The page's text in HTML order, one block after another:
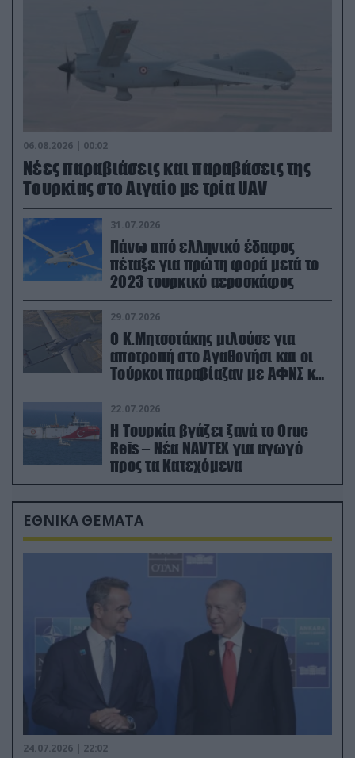
06.08.2026 | 00:02
Νέες παραβιάσεις και παραβάσεις της
Τουρκίας στο Αιγαίο με τρία UAV
31.07.2026
Πάνω από ελληνικό έδαφος
πέταξε για πρώτη φορά μετά το
2023 τουρκικό αεροσκάφος
29.07.2026
Ο Κ.Μητσοτάκης μιλούσε για
αποτροπή στο Αγαθονήσι και οι
Τούρκοι παραβίαζαν με ΑΦΝΣ και
drone
22.07.2026
Η Τουρκία βγάζει ξανά το Oruc
Reis – Νέα NAVTEX για αγωγό
προς τα Κατεχόμενα
ΕΘΝΙΚΑ ΘΕΜΑΤΑ
24.07.2026 | 22:02